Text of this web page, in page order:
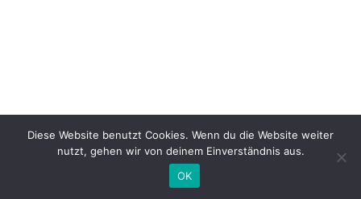
© 2025 WUK Theater Quartier
Diese Website benutzt Cookies. Wenn du die Website weiter
nutzt, gehen wir von deinem Einverständnis aus.
OK